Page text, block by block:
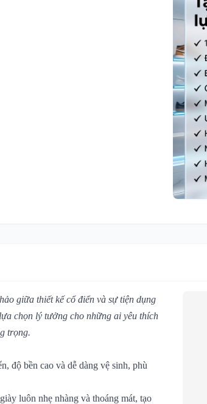
giữa thiết kế cổ điển và sự tiện dụng
chọn lý tưởng cho những ai yêu thích
trọng.
độ bền cao và dễ dàng vệ sinh, phù
luôn nhẹ nhàng và thoáng mát, tạo